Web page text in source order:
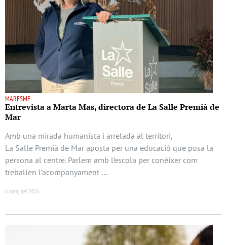
MARESME
Entrevista a Marta Mas, directora de La Salle Premià de
Mar
Amb una mirada humanista i arrelada al territori,
La Salle Premià de Mar aposta per una educació que posa la
persona al centre. Parlem amb l’escola per conèixer com
treballen l’acompanyament …
6 març del 2026